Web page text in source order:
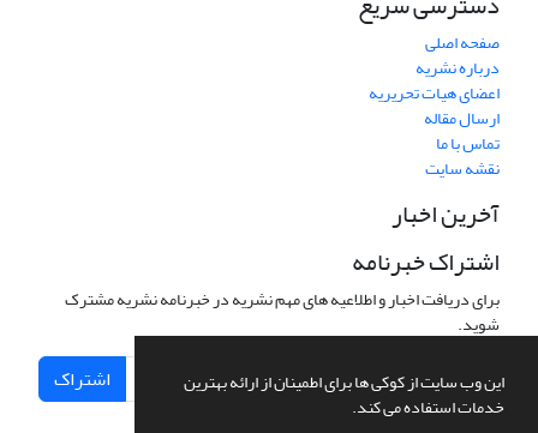
این وب سایت از کوکی ها برای اطمینان از ارائه بهترین
خدمات استفاده می کند.
صفحه اصلی
درباره نشریه
اعضای هیات تحریریه
ارسال مقاله
تماس با ما
نقشه سایت
آخرین اخبار
اشتراک خبرنامه
برای دریافت اخبار و اطلاعیه های مهم نشریه در خبرنامه نشریه مشترک
شوید.
اشتراک